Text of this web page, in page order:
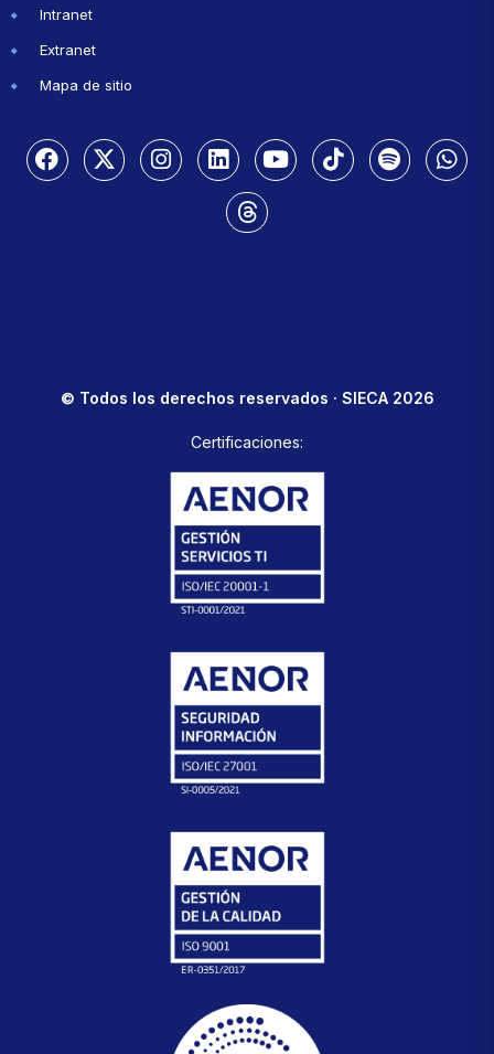
Intranet
Extranet
Mapa de sitio
© Todos los derechos reservados · SIECA 2026
Certificaciones: